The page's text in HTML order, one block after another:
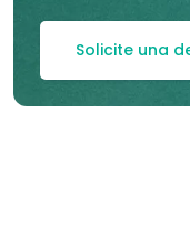
Solicite una